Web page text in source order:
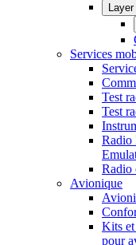
Services
Test
Test
Radio
Radio
Avionique
Kits et
pour